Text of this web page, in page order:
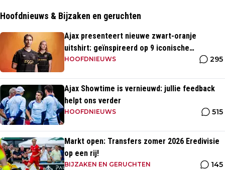
Hoofdnieuws & Bijzaken en geruchten
Ajax presenteert nieuwe zwart-oranje
uitshirt: geïnspireerd op 9 iconische
momenten uit clubhistorie
HOOFDNIEUWS 295
Ajax Showtime is vernieuwd: jullie feedback
helpt ons verder
HOOFDNIEUWS 515
Markt open: Transfers zomer 2026 Eredivisie
op een rij!
BIJZAKEN EN GERUCHTEN 145